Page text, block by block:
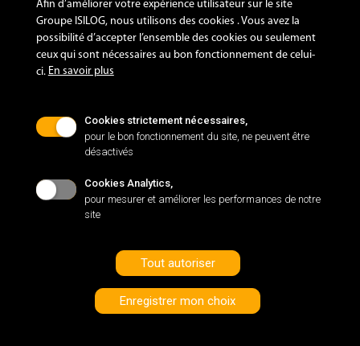
Afin d’améliorer votre expérience utilisateur sur le site
Groupe ISILOG, nous utilisons des cookies . Vous avez la
possibilité d’accepter l’ensemble des cookies ou seulement
ceux qui sont nécessaires au bon fonctionnement de celui-
ci. En savoir plus
Cookies strictement nécessaires,
pour le bon fonctionnement du site, ne peuvent être
désactivés
Cookies Analytics,
pour mesurer et améliorer les performances de notre
site
Tout autoriser
Enregistrer mon choix